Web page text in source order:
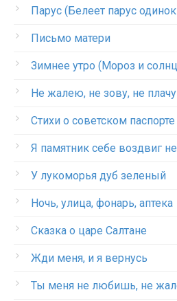
Парус (Белеет парус
Письмо матери
Зимнее утро (Мороз и
Не жалею, не зову, не плачу
Стихи о советском паспорте
Я памятник себе воздвиг
У лукоморья дуб зеленый
Ночь, улица, фонарь, аптека
Сказка о царе Салтане
Жди меня, и я вернусь
Ты меня не любишь, не